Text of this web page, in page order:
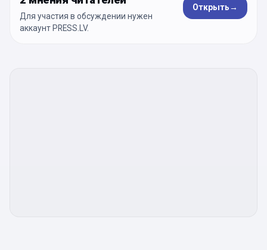
Для участия в обсуждении нужен
аккаунт PRESS.LV.
Открыть→